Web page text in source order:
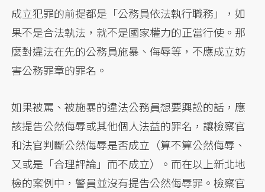
成立犯罪的前提都是「公務員依法執行職務」，如
果不是合法執法，就不是國家權力的正當行使。那
麼對違法在先的公務員施暴、侮辱等，不應成立妨
害公務罪章的罪名。
如果被罵、被施暴的違法公務員想要興訟的話，應
該提告公然侮辱或其他個人法益的罪名，讓檢察官
和法官判斷公然侮辱是否成立（算不算公然侮辱、
又或是「合理評論」而不成立）。而在以上新北地
檢的案例中，警員並沒有提告公然侮辱罪。檢察官